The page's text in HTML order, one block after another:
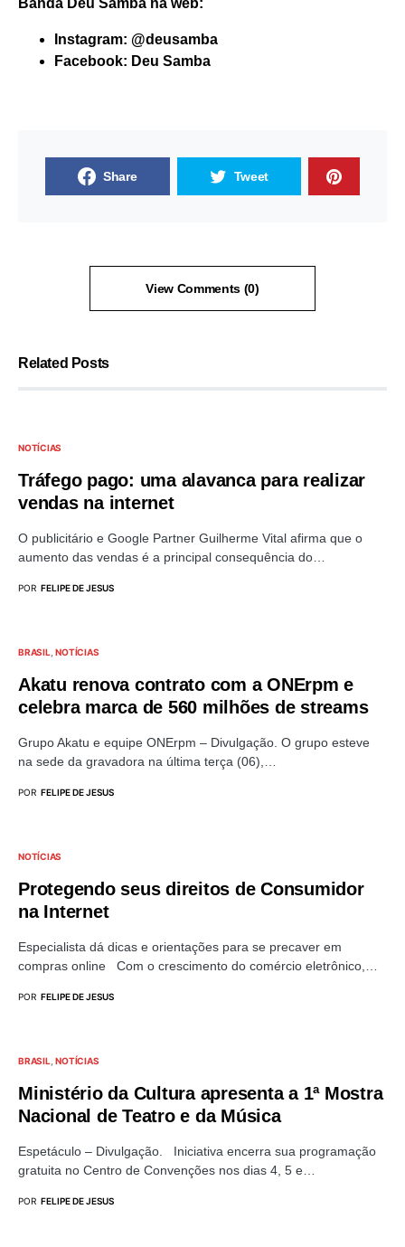
Banda Deu Samba na web:
Instagram: @deusamba
Facebook: Deu Samba
Share Tweet
View Comments (0)
Related Posts
NOTÍCIAS
Tráfego pago: uma alavanca para realizar
vendas na internet
O publicitário e Google Partner Guilherme Vital afirma que o
aumento das vendas é a principal consequência do…
POR FELIPE DE JESUS
BRASIL NOTÍCIAS
Akatu renova contrato com a ONErpm e
celebra marca de 560 milhões de streams
Grupo Akatu e equipe ONErpm – Divulgação. O grupo esteve
na sede da gravadora na última terça (06),…
POR FELIPE DE JESUS
NOTÍCIAS
Protegendo seus direitos de Consumidor
na Internet
Especialista dá dicas e orientações para se precaver em
compras online Com o crescimento do comércio eletrônico,…
POR FELIPE DE JESUS
BRASIL NOTÍCIAS
Ministério da Cultura apresenta a 1ª Mostra
Nacional de Teatro e da Música
Espetáculo – Divulgação. Iniciativa encerra sua programação
gratuita no Centro de Convenções nos dias 4, 5 e…
POR FELIPE DE JESUS